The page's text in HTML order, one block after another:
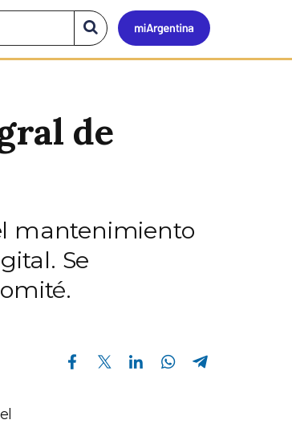
Mi
Buscar
en
el
de
mantenimiento
Se
Compartir en Facebook Compartir en Twitter Compartir en Linkedin Compartir en Whatsapp